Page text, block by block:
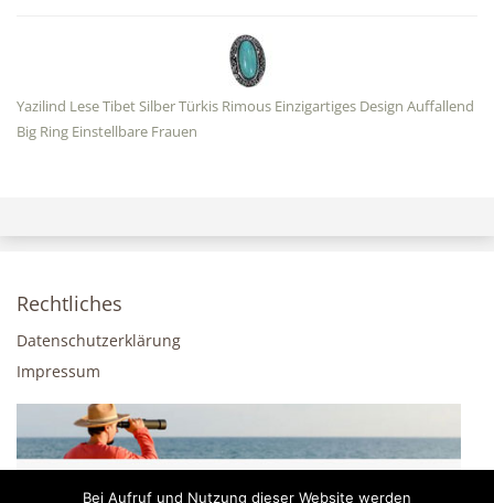
Yazilind Lese Tibet Silber Türkis Rimous Einzigartiges Design Auffallend
Big Ring Einstellbare Frauen
Rechtliches
Datenschutzerklärung
Impressum
Bei Aufruf und Nutzung dieser Website werden